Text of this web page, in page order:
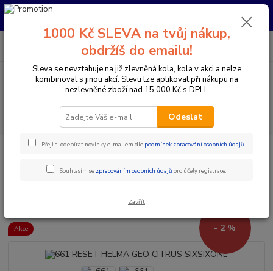
Pro nachystání kola / doplňků na prodejně si prosím zavolejte dopředu.
Menu
CZK
PO-PÁ 10:00-17:00 | SO: 9:00-12:00
Doplňky a helmy Cyklistické helmy Integrální helmy
Akce - 2 %
1000 Kč SLEVA na tvůj nákup,
obdržíš do emailu!
Sleva se nevztahuje na již zlevněná kola, kola v akci a nelze
kombinovat s jinou akcí. Slevu lze aplikovat při nákupu na
nezlevněné zboží nad 15.000 Kč s DPH.
Odeslat
Přeji si odebírat novinky e-mailem dle podmínek zpracování osobních údajů.
Souhlasím se zpracováním osobních údajů pro účely registrace.
Zavřít